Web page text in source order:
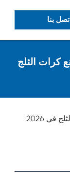
اتصل بنا
كرات الثلج
في 2026